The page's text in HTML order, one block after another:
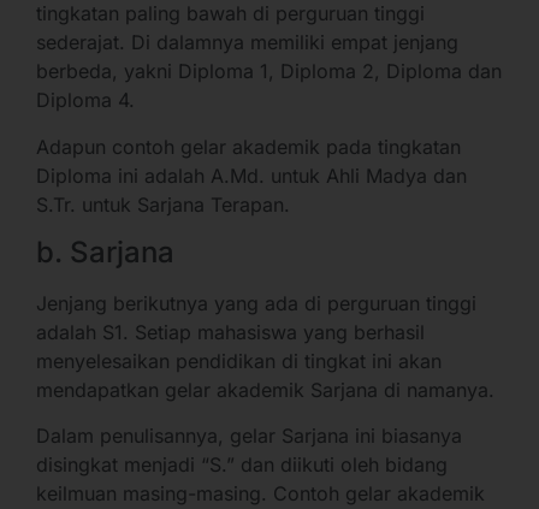
tingkatan paling bawah di perguruan tinggi
sederajat. Di dalamnya memiliki empat jenjang
berbeda, yakni Diploma 1, Diploma 2, Diploma dan
Diploma 4.
Adapun contoh gelar akademik pada tingkatan
Diploma ini adalah A.Md. untuk Ahli Madya dan
S.Tr. untuk Sarjana Terapan.
b. Sarjana
Jenjang berikutnya yang ada di perguruan tinggi
adalah S1. Setiap mahasiswa yang berhasil
menyelesaikan pendidikan di tingkat ini akan
mendapatkan gelar akademik Sarjana di namanya.
Dalam penulisannya, gelar Sarjana ini biasanya
disingkat menjadi “S.” dan diikuti oleh bidang
keilmuan masing-masing. Contoh gelar akademik